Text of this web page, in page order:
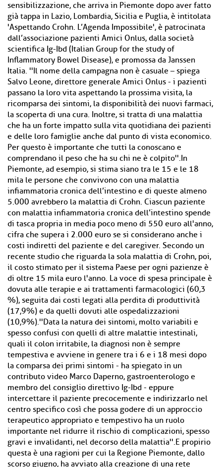
sensibilizzazione, che arriva in Piemonte dopo aver fatto
già tappa in Lazio, Lombardia, Sicilia e Puglia, è intitolata
'Aspettando Crohn. L’Agenda Impossibile', è patrocinata
dall’associazione pazienti Amici Onlus, dalla società
scientifica Ig-Ibd (Italian Group for the study of
Inflammatory Bowel Disease), e promossa da Janssen
Italia. ''Il nome della campagna non è casuale – spiega
Salvo Leone, direttore generale Amici Onlus - i pazienti
passano la loro vita aspettando la prossima visita, la
ricomparsa dei sintomi, la disponibilità dei nuovi farmaci,
la scoperta di una cura. Inoltre, si tratta di una malattia
che ha un forte impatto sulla vita quotidiana dei pazienti
e delle loro famiglie anche dal punto di vista economico.
Per questo è importante che tutti la conoscano e
comprendano il peso che ha su chi ne è colpito''.In
Piemonte, ad esempio, si stima siano tra le 15 e le 18
mila le persone che convivono con una malattia
infiammatoria cronica dell’intestino e di queste almeno
5.000 avrebbero la malattia di Crohn. Ciascun paziente
con malattia infiammatoria cronica dell’intestino spende
di tasca propria in media poco meno di 550 euro all'anno,
cifra che supera i 2.000 euro se si considerano anche i
costi indiretti del paziente e del caregiver. Secondo un
recente studio che riguarda la sola malattia di Crohn, poi,
il costo stimato per il sistema Paese per ogni pazienze è
di oltre 15 mila euro l'anno. La voce di spesa principale è
dovuta alle terapie e ai trattamenti farmacologici (60,3
%), seguita dai costi legati alla perdita di produttività
(17,9%) e da quelli dovuti alle ospedalizzazioni
(10,9%).''Data la natura dei sintomi, molto variabili e
spesso confusi con quelli di altre malattie intestinali,
quali il colon irritabile, la diagnosi non è sempre
tempestiva e avviene in genere tra i 6 e i 18 mesi dopo
la comparsa dei primi sintomi - ha spiegato in un
contributo video Marco Daperno, gastroenterologo e
membro del consiglio direttivo Ig-Ibd - eppure
intercettare il paziente precocemente e indirizzarlo nel
centro specifico così che possa godere di un approccio
terapeutico appropriato e tempestivo ha un ruolo
importante nel ridurre il rischio di complicazioni, spesso
gravi e invalidanti, nel decorso della malattia''.E propirio
questa è una ragioni per cui la Regione Piemonte, dallo
scorso giugno, ha avviato alla creazione di una rete